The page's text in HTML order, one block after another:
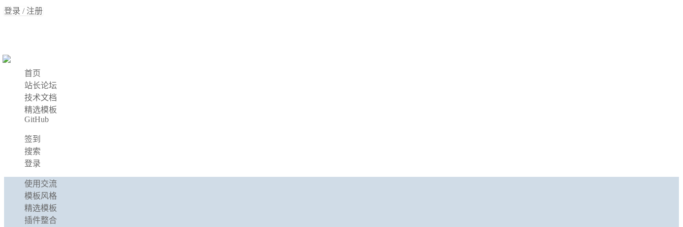
登录 / 注册
首页
站长论坛
技术文档
精选模板
GitHub
签到
搜索
登录
使用交流
模板风格
精选模板
插件整合